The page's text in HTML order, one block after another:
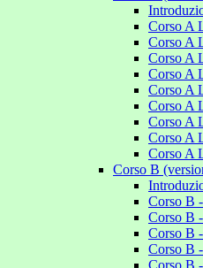
Corso A
Corso A
Corso A
Corso A
Corso A
Corso A
Corso A
Corso A
Corso A
Corso B
Corso B
Corso B
Corso B
Corso B
Corso B